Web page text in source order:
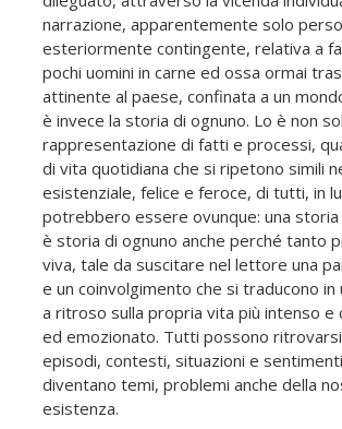
narrazione, apparentemente solo
esteriormente contingente, relativa a
pochi uomini in carne ed ossa ormai
attinente al paese, confinata a un
è invece la storia di ognuno. Lo è non
rappresentazione di fatti e processi,
di vita quotidiana che si ripetono simili
esistenziale, felice e feroce, di tutti, in
potrebbero essere ovunque: una storia
è storia di ognuno anche perché tanto
viva, tale da suscitare nel lettore una
e un coinvolgimento che si traducono in
a ritroso sulla propria vita più intenso e
ed emozionato. Tutti possono ritrovarsi
episodi, contesti, situazioni e
diventano temi, problemi anche della
esistenza.